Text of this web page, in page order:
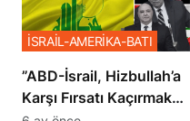
​​​​​​​”ABD-İsrail, Hizbullah’a
Karşı Fırsatı Kaçırmak
İSRAİL-AMERİKA-BATI